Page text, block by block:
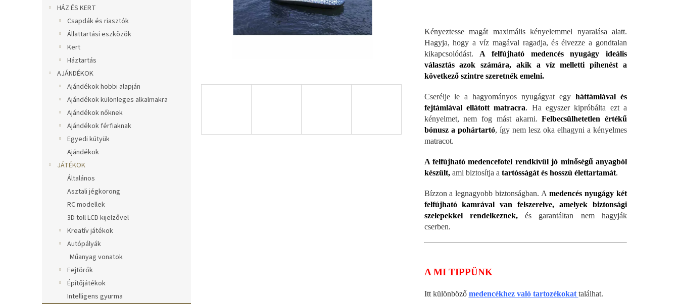
HÁZ ÉS KERT
Csapdák és riasztók
Állattartási eszközök
Kert
Háztartás
AJÁNDÉKOK
Ajándékok hobbi alapján
Ajándékok különleges alkalmakra
Ajándékok nőknek
Ajándékok férfiaknak
Egyedi kütyük
Ajándékok
JÁTÉKOK
Általános
Asztali jégkorong
RC modellek
3D toll LCD kijelzővel
Kreatív játékok
Autópályák
Műanyag vonatok
Fejtörők
Építőjátékok
Intelligens gyurma
Kényeztesse magát maximális kényelemmel nyaralása alatt.
Hagyja, hogy a víz magával ragadja, és élvezze a gondtalan
kikapcsolódást.A felfújható medencés nyugágy ideális
választás azok számára, akik a víz melletti pihenést a
következő szintre szeretnék emelni.
Cserélje le a hagyományos nyugágyat egyháttámlával és
fejtámlával ellátott matracra. Ha egyszer kipróbálta ezt a
kényelmet, nem fog mást akarni.Felbecsülhetetlen értékű
bónusz a pohártartó, így nem lesz oka elhagyni a kényelmes
matracot.
A felfújható medencefotel rendkívül jó minőségű anyagból
készült, ami biztosítja a tartósságát és hosszú élettartamát.
Bízzon a legnagyobb biztonságban. Amedencés nyugágy két
felfújható kamrával van felszerelve, amelyek biztonsági
szelepekkel rendelkeznek,és garantáltan nem hagyják
cserben.
A MI TIPPÜNK
Itt különböző medencékhez való tartozékokat találhat.